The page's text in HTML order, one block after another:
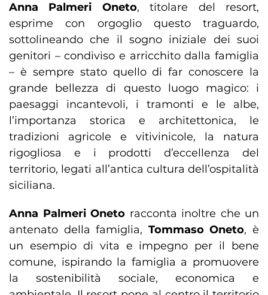
Anna Palmeri Oneto, titolare del resort,
esprime con orgoglio questo traguardo,
sottolineando che il sogno iniziale dei suoi
genitori – condiviso e arricchito dalla famiglia
– è sempre stato quello di far conoscere la
grande bellezza di questo luogo magico: i
paesaggi incantevoli, i tramonti e le albe,
l’importanza storica e architettonica, le
tradizioni agricole e vitivinicole, la natura
rigogliosa e i prodotti d’eccellenza del
territorio, legati all’antica cultura dell’ospitalità
siciliana.
Anna Palmeri Oneto racconta inoltre che un
antenato della famiglia, Tommaso Oneto, è
un esempio di vita e impegno per il bene
comune, ispirando la famiglia a promuovere
la sostenibilità sociale, economica e